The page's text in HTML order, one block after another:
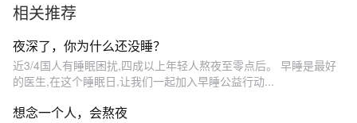
相关推荐
夜深了，你为什么还没睡？
近3/4国人有睡眠困扰,四成以上年轻人熬夜至零点后。 早睡是最好
的医生,在这个睡眠日,让我们一起加入早睡公益行动...
想念一个人，会熬夜